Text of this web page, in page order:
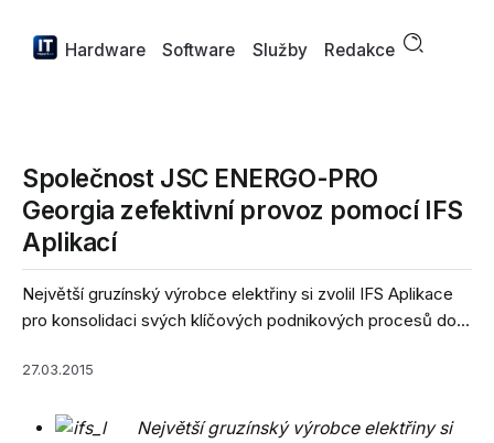
Hardware Software Služby Redakce
Společnost JSC ENERGO-PRO
Georgia zefektivní provoz pomocí IFS
Aplikací
Největší gruzínský výrobce elektřiny si zvolil IFS Aplikace
pro konsolidaci svých klíčových podnikových procesů do...
27.03.2015
Největší gruzínský výrobce elektřiny si